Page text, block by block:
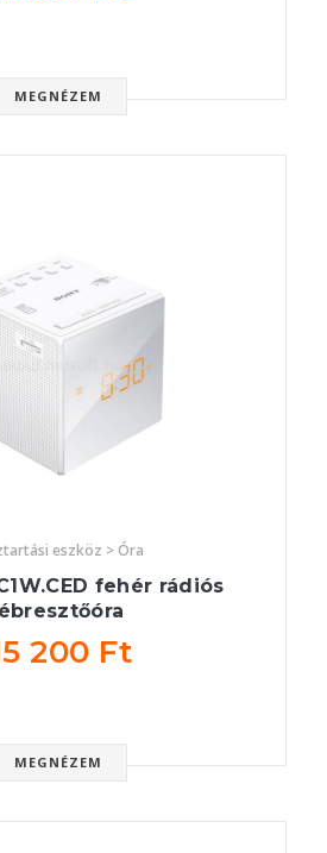
MEGNÉZEM
eszköz > Óra
fehér rádiós
ébresztőóra
200 Ft
MEGNÉZEM